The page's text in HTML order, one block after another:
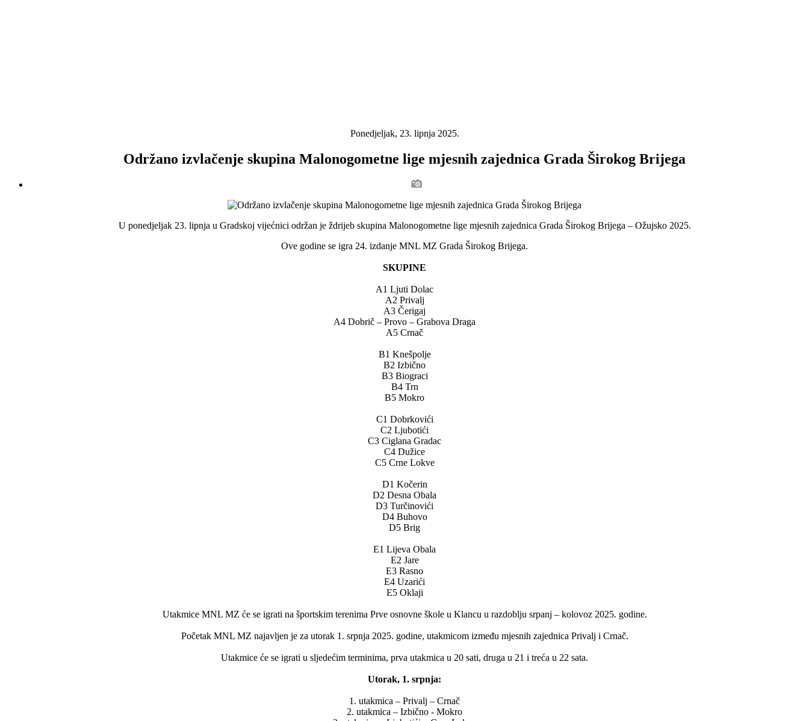
Ponedjeljak, 23. lipnja 2025.
Održano izvlačenje skupina Malonogometne lige mjesnih zajednica Grada Širokog Brijega
U ponedjeljak 23. lipnja u Gradskoj vijećnici održan je ždrijeb skupina Malonogometne lige mjesnih zajednica Grada Širokog Brijega – Ožujsko 2025.
Ove godine se igra 24. izdanje MNL MZ Grada Širokog Brijega.
SKUPINE
A1 Ljuti Dolac
A2 Privalj
A3 Čerigaj
A4 Dobrič – Provo – Grabova Draga
A5 Crnač
B1 Knešpolje
B2 Izbično
B3 Biograci
B4 Trn
B5 Mokro
C1 Dobrkovići
C2 Ljubotići
C3 Ciglana Gradac
C4 Dužice
C5 Crne Lokve
D1 Kočerin
D2 Desna Obala
D3 Turčinovići
D4 Buhovo
D5 Brig
E1 Lijeva Obala
E2 Jare
E3 Rasno
E4 Uzarići
E5 Oklaji
Utakmice MNL MZ će se igrati na športskim terenima Prve osnovne škole u Klancu u razdoblju srpanj – kolovoz 2025. godine.
Početak MNL MZ najavljen je za utorak 1. srpnja 2025. godine, utakmicom između mjesnih zajednica Privalj i Crnač.
Utakmice će se igrati u sljedećim terminima, prva utakmica u 20 sati, druga u 21 i treća u 22 sata.
Utorak, 1. srpnja:
1. utakmica – Privalj – Crnač
2. utakmica – Izbično - Mokro